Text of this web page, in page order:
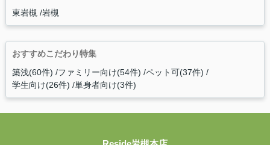
東岩槻 岩槻
おすすめこだわり特集
築浅(60件) ファミリー向け(54件) ペット可(37件)
学生向け(26件) 単身者向け(3件)